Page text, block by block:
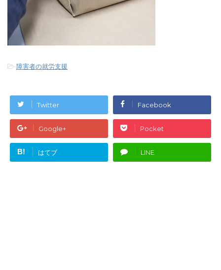
-障害者の就労支援
Twitter Facebook
Google+ Pocket
B! はてブ LINE